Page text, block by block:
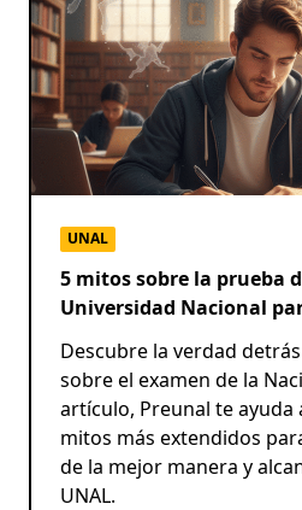
UNAL
5 mitos sobre la prueba
Universidad Nacional
Descubre la verdad
sobre el examen de la
artículo, Preunal te ayuda
mitos más extendidos
de la mejor manera y
UNAL.